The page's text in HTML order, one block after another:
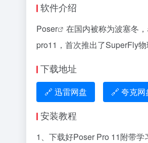
软件介绍
Poser
在国内被称为波塞冬
pro11，首次推出了SuperFly
下载地址
🔗 迅雷网盘 🔗 夸克网
安装教程
1、下载好Poser Pro 11附带